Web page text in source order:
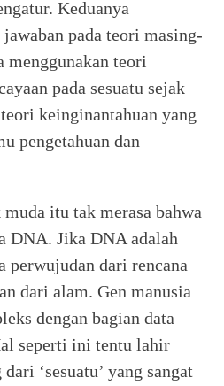
Keduanya
pada teori masing-
menggunakan teori
pada sesuatu sejak
keinginantahuan yang
pengetahuan dan
muda itu tak merasa bahwa
DNA. Jika DNA adalah
perwujudan dari rencana
dari alam. Gen manusia
dengan bagian data
seperti ini tentu lahir
‘sesuatu’ yang sangat